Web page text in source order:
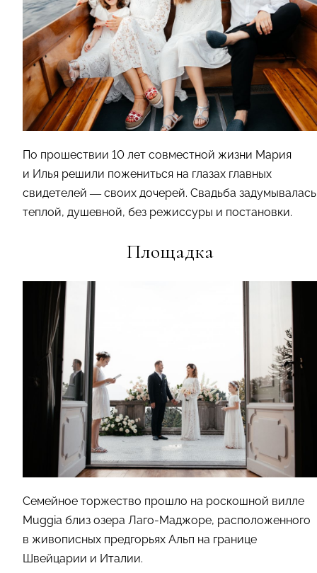
По прошествии 10 лет совместной жизни Мария
и Илья решили пожениться на глазах главных
свидетелей — своих дочерей. Свадьба задумывалась
теплой, душевной, без режиссуры и постановки.
Площадка
Семейное торжество прошло на роскошной вилле
Muggia близ озера Лаго-Маджоре, расположенного
в живописных предгорьях Альп на границе
Швейцарии и Италии.